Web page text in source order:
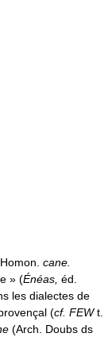
cane.
» (Énéas, éd.
les dialectes de
(cf. FEWt.
(Arch. Doubs ds